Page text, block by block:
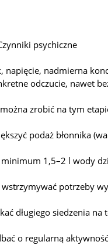
psychiczne
napięcie, nadmierna
odczucie, nawet
zrobić na tym
podaż błonnika
1,5–2 l wody
wstrzymywać potrzeby
długiego siedzenia na
o regularną